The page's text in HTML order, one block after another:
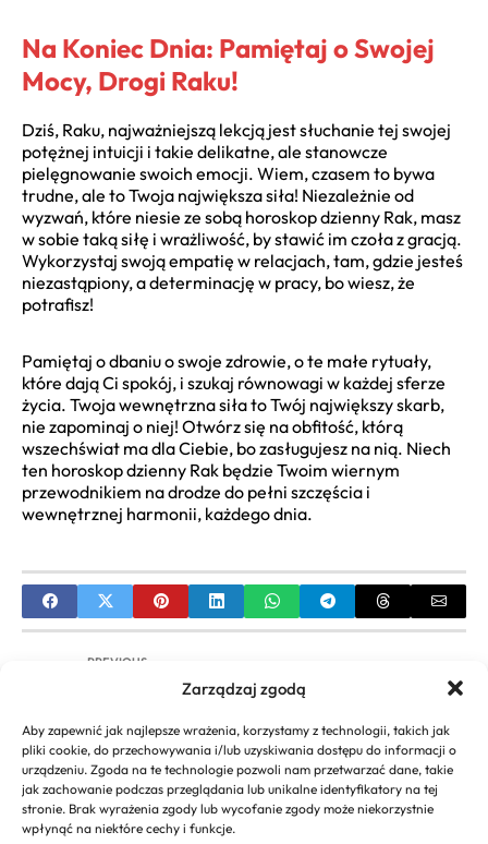
Zarządzaj zgodą
Aby zapewnić jak najlepsze wrażenia, korzystamy z technologii, takich jak
pliki cookie, do przechowywania i/lub uzyskiwania dostępu do informacji o
urządzeniu. Zgoda na te technologie pozwoli nam przetwarzać dane, takie
jak zachowanie podczas przeglądania lub unikalne identyfikatory na tej
stronie. Brak wyrażenia zgody lub wycofanie zgody może niekorzystnie
wpłynąć na niektóre cechy i funkcje.
Na Koniec Dnia: Pamiętaj o Swojej
Mocy, Drogi Raku!
Dziś, Raku, najważniejszą lekcją jest słuchanie tej swojej
potężnej intuicji i takie delikatne, ale stanowcze
pielęgnowanie swoich emocji. Wiem, czasem to bywa
trudne, ale to Twoja największa siła! Niezależnie od
wyzwań, które niesie ze sobą horoskop dzienny Rak, masz
w sobie taką siłę i wrażliwość, by stawić im czoła z gracją.
Wykorzystaj swoją empatię w relacjach, tam, gdzie jesteś
niezastąpiony, a determinację w pracy, bo wiesz, że
potrafisz!
Pamiętaj o dbaniu o swoje zdrowie, o te małe rytuały,
które dają Ci spokój, i szukaj równowagi w każdej sferze
życia. Twoja wewnętrzna siła to Twój największy skarb,
nie zapominaj o niej! Otwórz się na obfitość, którą
wszechświat ma dla Ciebie, bo zasługujesz na nią. Niech
ten horoskop dzienny Rak będzie Twoim wiernym
przewodnikiem na drodze do pełni szczęścia i
wewnętrznej harmonii, każdego dnia.
PREVIOUS
Babka Wielkanocna Przepis: Kompletny
Przewodnik po Tradycyjnych i Nowoczesnych
Wypiekach
Kosmetyki dla 11-latki: Przewodnik po Pielęgnacji